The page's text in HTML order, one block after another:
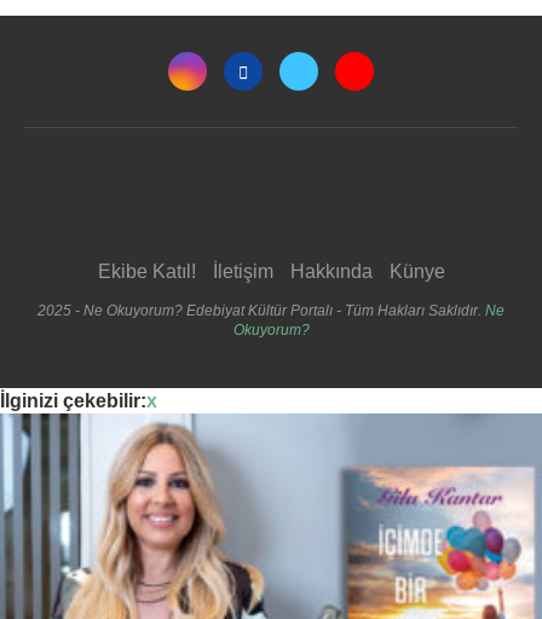
Ekibe Katıl! İletişim Hakkında Künye
2025 - Ne Okuyorum? Edebiyat Kültür Portalı - Tüm Hakları Saklıdır. Ne
Okuyorum?
İlginizi çekebilir:x